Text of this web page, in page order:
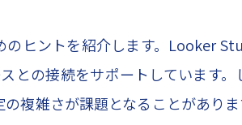
ヒントを紹介します。Looker
との接続をサポートしています
複雑さが課題となることがあり